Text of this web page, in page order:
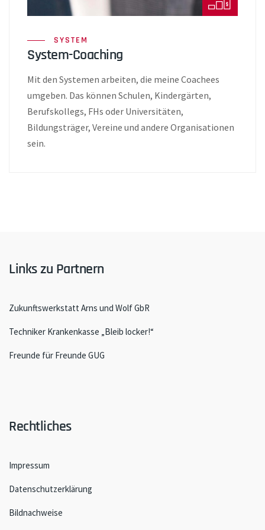
SYSTEM
System-Coaching
Mit den Systemen arbeiten, die meine Coachees
umgeben. Das können Schulen, Kindergärten,
Berufskollegs, FHs oder Universitäten,
Bildungsträger, Vereine und andere Organisationen
sein.
Links zu Partnern
Zukunftswerkstatt Arns und Wolf GbR
Techniker Krankenkasse „Bleib locker!“
Freunde für Freunde GUG
Rechtliches
Impressum
Datenschutzerklärung
Bildnachweise